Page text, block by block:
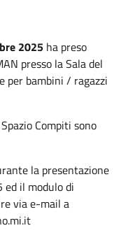
2025 ha preso
presso la Sala del
per bambini / ragazzi
Compiti sono
la presentazione
il modulo di
via e-mail a